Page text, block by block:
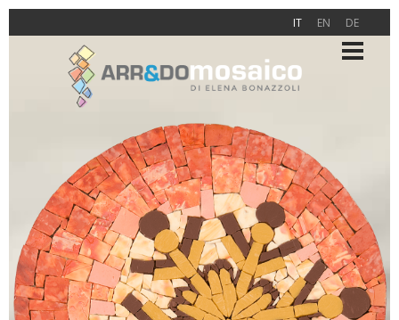
IT EN DE